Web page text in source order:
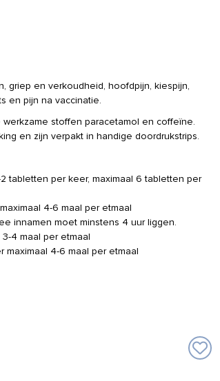
griep en verkoudheid, hoofdpijn, kiespijn,
en pijn na vaccinatie.
stoffen paracetamol en coffeïne.
en zijn verpakt in handige doordrukstrips.
tabletten per keer, maximaal 6 tabletten per
4-6 maal per etmaal
innamen moet minstens 4 uur liggen.
4 maal per etmaal
maximaal 4-6 maal per etmaal